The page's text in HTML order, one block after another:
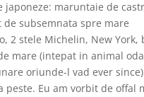
japoneze: maruntaie de
de subsemnata spre mare
2 stele Michelin, New York,
mare (intepat in animal
oriunde-l vad ever
peste. Eu am vorbit de offal